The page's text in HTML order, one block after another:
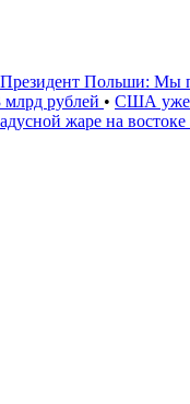
Президент Польши: Мы
рублей • США
жаре на